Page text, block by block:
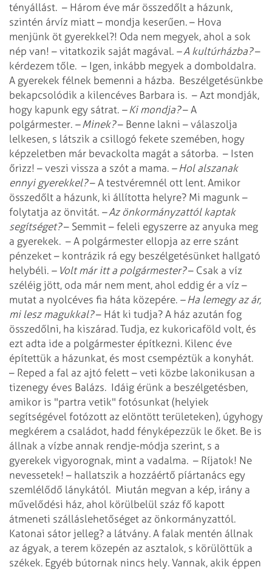
tényállást. – Három éve már összedőlt a házunk,
szintén árvíz miatt – mondja keserűen. – Hova
menjünk öt gyerekkel?! Oda nem megyek, ahol a sok
nép van! – vitatkozik saját magával. – A kultúrházba?–
kérdezem tőle. – Igen, inkább megyek a domboldalra.
A gyerekek félnek bemenni a házba. Beszélgetésünkbe
bekapcsolódik a kilencéves Barbara is. – Azt mondják,
hogy kapunk egy sátrat. – Ki mondja?– A
polgármester. – Minek?– Benne lakni – válaszolja
lelkesen, s látszik a csillogó fekete szemében, hogy
képzeletben már bevackolta magát a sátorba. – Isten
őrizz! – veszi vissza a szót a mama. – Hol alszanak
ennyi gyerekkel?– A testvéremnél ott lent. Amikor
összedőlt a házunk, ki állította helyre? Mi magunk –
folytatja az önvitát. – Az önkormányzattól kaptak
segítséget?– Semmit – feleli egyszerre az anyuka meg
a gyerekek. – A polgármester ellopja az erre szánt
pénzeket – kontrázik rá egy beszélgetésünket hallgató
helybéli. – Volt már itt a polgármester?– Csak a víz
széléig jött, oda már nem ment, ahol eddig ér a víz –
mutat a nyolcéves fia háta közepére. – Ha lemegy az ár,
mi lesz magukkal?– Hát ki tudja? A ház azután fog
összedőlni, ha kiszárad. Tudja, ez kukoricaföld volt, és
ezt adta ide a polgármester építkezni. Kilenc éve
építettük a házunkat, és most csempéztük a konyhát.
– Reped a fal az ajtó felett – veti közbe lakonikusan a
tizenegy éves Balázs. Idáig érünk a beszélgetésben,
amikor is "partra vetik" fotósunkat (helyiek
segítségével fotózott az elöntött területeken), úgyhogy
megkérem a családot, hadd fényképezzük le őket. Be is
állnak a vízbe annak rendje-módja szerint, s a
gyerekek vigyorognak, mint a vadalma. – Ríjatok! Ne
nevessetek! – hallatszik a hozzáértő píártanács egy
szemlélődő lánykától. Miután megvan a kép, irány a
művelődési ház, ahol körülbelül száz fő kapott
átmeneti szálláslehetőséget az önkormányzattól.
Katonai sátor jelleg? a látvány. A falak mentén állnak
az ágyak, a terem közepén az asztalok, s körülöttük a
székek. Egyéb bútornak nincs hely. Vannak, akik éppen